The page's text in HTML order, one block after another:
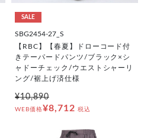
SALE
SBG2454-27_S
【RBC】【春夏】ドローコード付
きテーパードパンツ/ブラック×シ
ャドーチェック/ウエストシャーリ
ング/裾上げ済仕様
¥10,890
WEB価格¥8,712 税込